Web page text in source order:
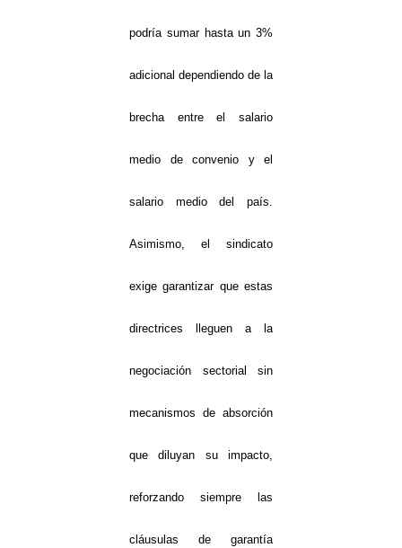
podría sumar hasta un 3%
adicional dependiendo de la
brecha entre el salario
medio de convenio y el
salario medio del país.
Asimismo, el sindicato
exige garantizar que estas
directrices lleguen a la
negociación sectorial sin
mecanismos de absorción
que diluyan su impacto,
reforzando siempre las
cláusulas de garantía